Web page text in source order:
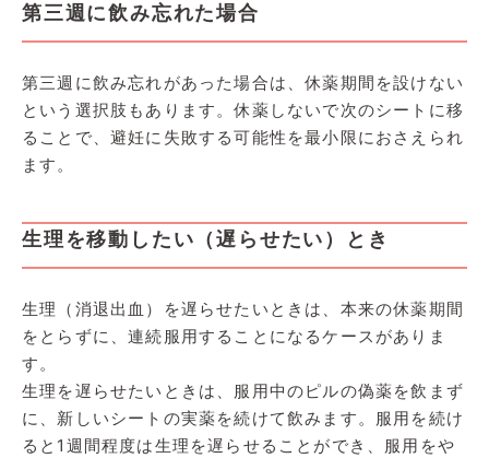
第三週に飲み忘れた場合
第三週に飲み忘れがあった場合は、休薬期間を設けない
という選択肢もあります。休薬しないで次のシートに移
ることで、避妊に失敗する可能性を最小限におさえられ
ます。
生理を移動したい（遅らせたい）とき
生理（消退出血）を遅らせたいときは、本来の休薬期間
をとらずに、連続服用することになるケースがありま
す。
生理を遅らせたいときは、服用中のピルの偽薬を飲まず
に、新しいシートの実薬を続けて飲みます。服用を続け
ると1週間程度は生理を遅らせることができ、服用をや